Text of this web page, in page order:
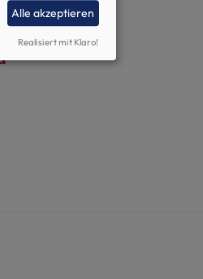
Alle akzeptieren
Realisiert mit Klaro!